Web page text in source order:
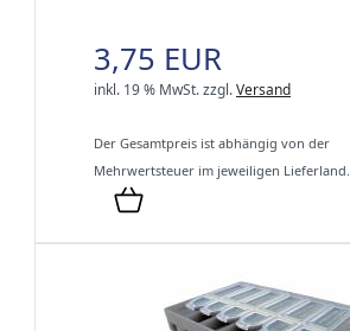
3,75 EUR
inkl. 19 % MwSt.zzgl.Versand
Der Gesamtpreis ist abhängig von der
Mehrwertsteuer im jeweiligen Lieferland.